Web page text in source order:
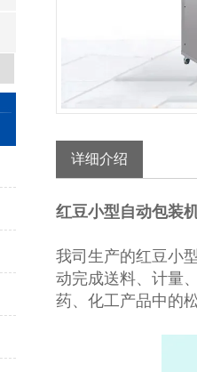
详细介绍
红豆小型自动包装
我司生产的红豆小
动完成送料、计量
药、化工产品中的